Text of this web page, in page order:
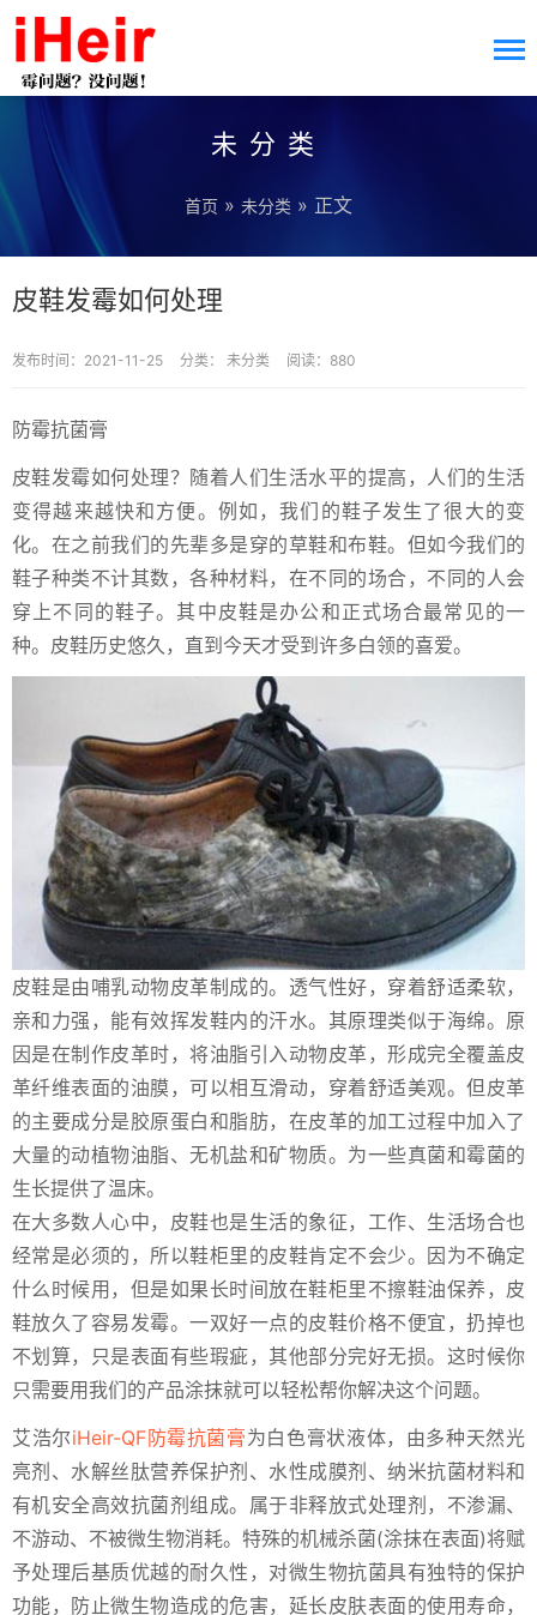
未分类
首页 » 未分类 » 正文
皮鞋发霉如何处理
发布时间：2021-11-25 分类： 未分类 阅读：880
防霉抗菌膏
皮鞋发霉如何处理？随着人们生活水平的提高，人们的生活
变得越来越快和方便。例如，我们的鞋子发生了很大的变
化。在之前我们的先辈多是穿的草鞋和布鞋。但如今我们的
鞋子种类不计其数，各种材料，在不同的场合，不同的人会
穿上不同的鞋子。其中皮鞋是办公和正式场合最常见的一
种。皮鞋历史悠久，直到今天才受到许多白领的喜爱。
皮鞋是由哺乳动物皮革制成的。透气性好，穿着舒适柔软，
亲和力强，能有效挥发鞋内的汗水。其原理类似于海绵。原
因是在制作皮革时，将油脂引入动物皮革，形成完全覆盖皮
革纤维表面的油膜，可以相互滑动，穿着舒适美观。但皮革
的主要成分是胶原蛋白和脂肪，在皮革的加工过程中加入了
大量的动植物油脂、无机盐和矿物质。为一些真菌和霉菌的
生长提供了温床。
在大多数人心中，皮鞋也是生活的象征，工作、生活场合也
经常是必须的，所以鞋柜里的皮鞋肯定不会少。因为不确定
什么时候用，但是如果长时间放在鞋柜里不擦鞋油保养，皮
鞋放久了容易发霉。一双好一点的皮鞋价格不便宜，扔掉也
不划算，只是表面有些瑕疵，其他部分完好无损。这时候你
只需要用我们的产品涂抹就可以轻松帮你解决这个问题。
艾浩尔iHeir-QF防霉抗菌膏为白色膏状液体，由多种天然光
亮剂、水解丝肽营养保护剂、水性成膜剂、纳米抗菌材料和
有机安全高效抗菌剂组成。属于非释放式处理剂，不渗漏、
不游动、不被微生物消耗。特殊的机械杀菌(涂抹在表面)将赋
予处理后基质优越的耐久性，对微生物抗菌具有独特的保护
功能，防止微生物造成的危害，延长皮肤表面的使用寿命，